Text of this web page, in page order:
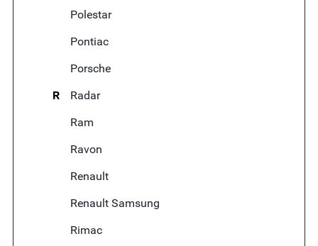
Polestar
Pontiac
Porsche
R
Radar
Ram
Ravon
Renault
Renault Samsung
Rimac